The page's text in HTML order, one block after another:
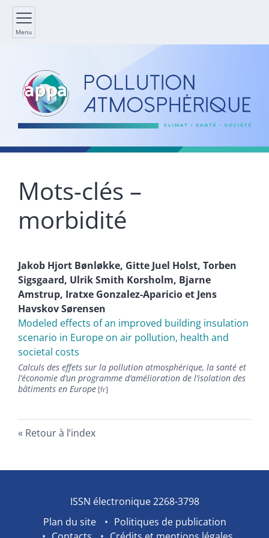
Menu
Mots-clés –
morbidité
Jakob Hjort Bønløkke, Gitte Juel Holst, Torben
Sigsgaard, Ulrik Smith Korsholm, Bjarne
Amstrup, Iratxe Gonzalez-Aparicioet Jens
HavskovSørensen
Modeled effects of an improved building insulation
scenario in Europe on air pollution, health and
societal costs
Calculs des effets sur la pollution atmosphérique, la santé et
l’économie d’un programme d’amélioration de l’isolation des
bâtiments en Europe
Retour à l’index
ISSN électronique 2268-3798
Plan du site
Politiques de publication